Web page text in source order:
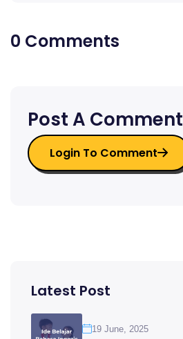
0 Comments
Post A Comment
Login To Comment
Latest Post
19 June, 2025